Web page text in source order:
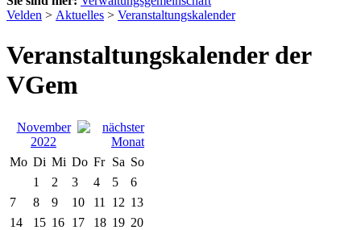
Velden > Aktuelles > Veranstaltungskalender
Veranstaltungskalender der
VGem
November
2022
Mo Di Mi Do Fr Sa So
1
2 3 4 5
6
7
8 9 10 11 12 13
14
15 16 17 18 19 20